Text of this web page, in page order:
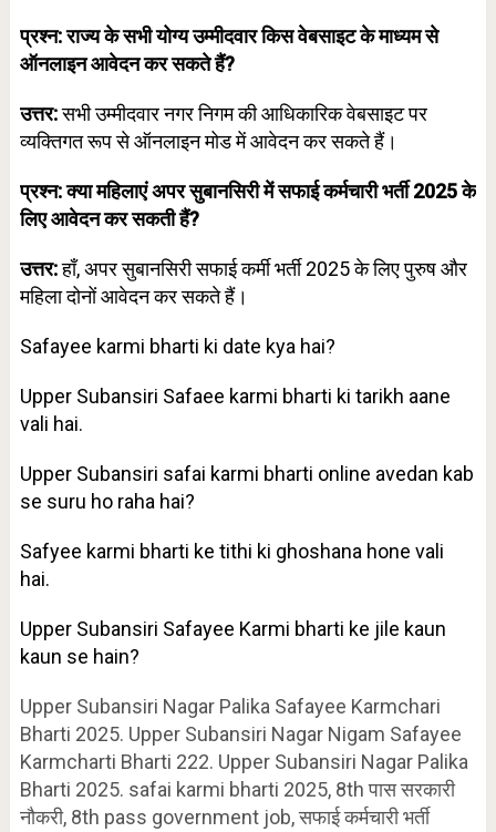
प्रश्न: राज्य के सभी योग्य उम्मीदवार किस वेबसाइट के माध्यम से
ऑनलाइन आवेदन कर सकते हैं?
उत्तर:सभी उम्मीदवार नगर निगम की आधिकारिक वेबसाइट पर
व्यक्तिगत रूप से ऑनलाइन मोड में आवेदन कर सकते हैं।
प्रश्न: क्या महिलाएं अपर सुबानसिरी में सफाई कर्मचारी भर्ती 2025 के
लिए आवेदन कर सकती हैं?
उत्तर:हाँ, अपर सुबानसिरी सफाई कर्मी भर्ती 2025 के लिए पुरुष और
महिला दोनों आवेदन कर सकते हैं।
Safayee karmi bharti ki date kya hai?
Upper Subansiri Safaee karmi bharti ki tarikh aane
vali hai.
Upper Subansiri safai karmi bharti online avedan kab
se suru ho raha hai?
Safyee karmi bharti ke tithi ki ghoshana hone vali
hai.
Upper Subansiri Safayee Karmi bharti ke jile kaun
kaun se hain?
Upper Subansiri Nagar Palika Safayee Karmchari
Bharti 2025. Upper Subansiri Nagar Nigam Safayee
Karmcharti Bharti 222. Upper Subansiri Nagar Palika
Bharti 2025. safai karmi bharti 2025, 8th पास सरकारी
नौकरी, 8th pass government job, सफाई कर्मचारी भर्ती